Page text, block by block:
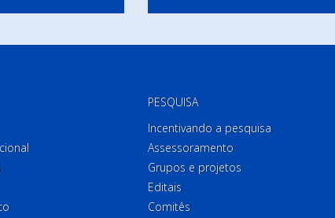
PESQUISA
Incentivando a pesquisa
Assessoramento
Grupos e projetos
Editais
Comitês